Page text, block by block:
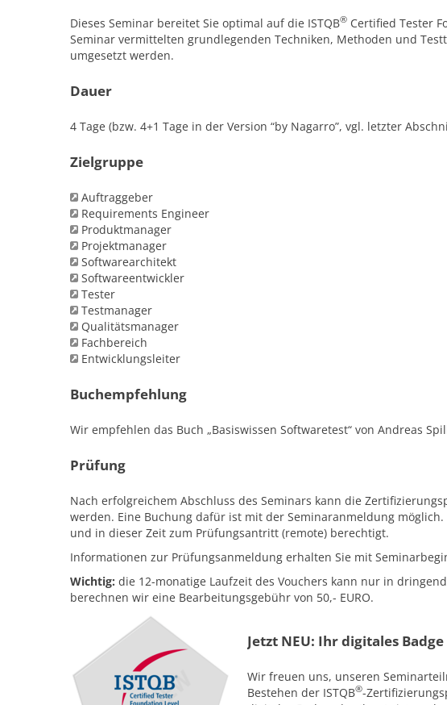
Dieses Seminar bereitet Sie optimal auf die ISTQB® Certified Tester
Seminar vermittelten grundlegenden Techniken, Methoden und
umgesetzt werden.
Dauer
4 Tage (bzw. 4+1 Tage in der Version “by Nagarro”, vgl. letzter
Zielgruppe
Auftraggeber
Requirements Engineer
Produktmanager
Projektmanager
Softwarearchitekt
Softwareentwickler
Tester
Testmanager
Qualitätsmanager
Fachbereich
Entwicklungsleiter
Buchempfehlung
Wir empfehlen das Buch „Basiswissen Softwaretest“ von Andreas
Prüfung
Nach erfolgreichem Abschluss des Seminars kann die
werden. Eine Buchung dafür ist mit der Seminaranmeldung
und in dieser Zeit zum Prüfungsantritt (remote) berechtigt.
Informationen zur Prüfungsanmeldung erhalten Sie mit
Wichtig: die 12-monatige Laufzeit des Vouchers kann nur in
berechnen wir eine Bearbeitungsgebühr von 50,- EURO.
Jetzt NEU: Ihr digitales
Wir freuen uns, unseren
Bestehen der ISTQB®-